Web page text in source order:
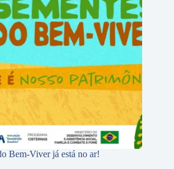
Bem-Viver já está no ar!